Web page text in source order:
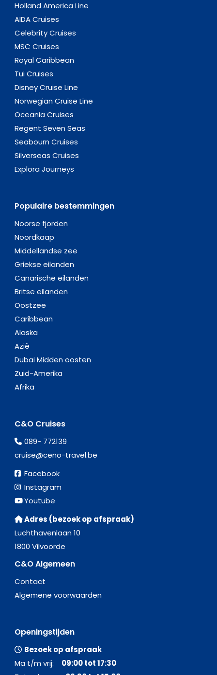
Holland America Line
AIDA Cruises
Celebrity Cruises
MSC Cruises
Royal Caribbean
Tui Cruises
Disney Cruise Line
Norwegian Cruise Line
Oceania Cruises
Regent Seven Seas
Seabourn Cruises
Silverseas Cruises
Explora Journeys
Populaire bestemmingen
Noorse fjorden
Noordkaap
Middellandse zee
Griekse eilanden
Canarische eilanden
Britse eilanden
Oostzee
Caribbean
Alaska
Azië
Dubai Midden oosten
Zuid-Amerika
Afrika
C&O Cruises
089- 772139
cruise@ceno-travel.be
Facebook
Instagram
Youtube
Adres (bezoek op afspraak)
Luchthavenlaan 10
1800 Vilvoorde
C&O Algemeen
Contact
Algemene voorwaarden
Openingstijden
Bezoek op afspraak
Ma t/m vrij: 09:00 tot 17:30